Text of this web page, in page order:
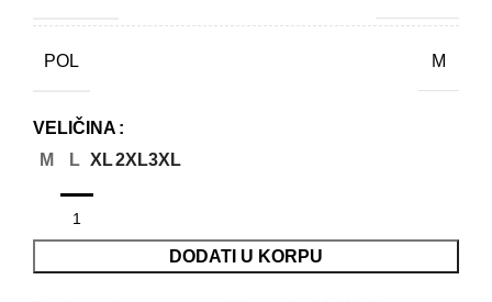
POL M
VELIČINA
M
L XL2XL3XL
DODATI U KORPU